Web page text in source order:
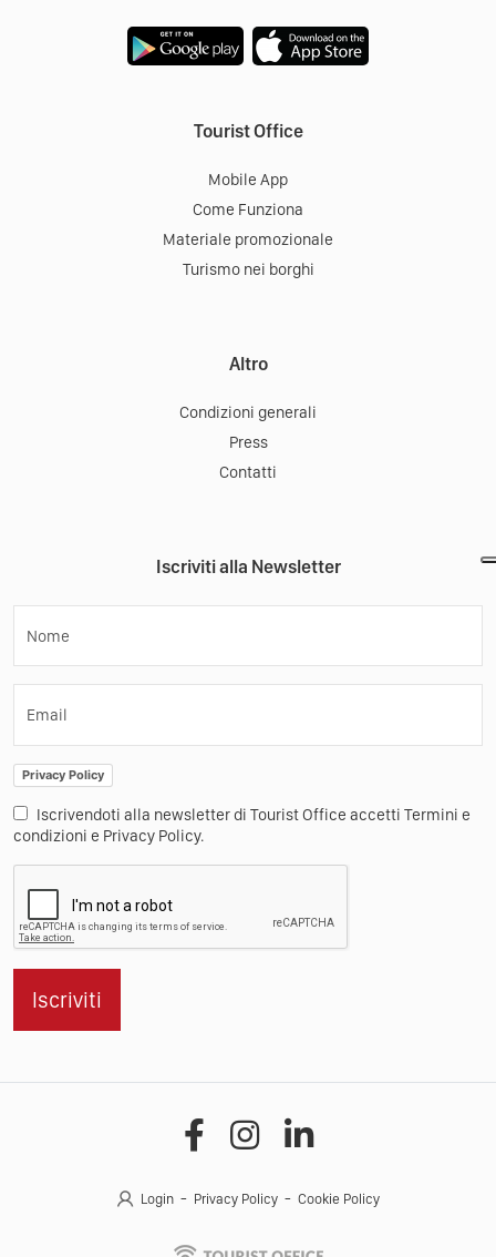
Tourist Office
Mobile App
Come Funziona
Materiale promozionale
Turismo nei borghi
Altro
Condizioni generali
Press
Contatti
Iscriviti alla Newsletter
Nome
Email
Privacy Policy
Iscrivendoti alla newsletter di Tourist Office accetti Termini e
condizioni e Privacy Policy.
Iscriviti
Login Privacy Policy Cookie Policy